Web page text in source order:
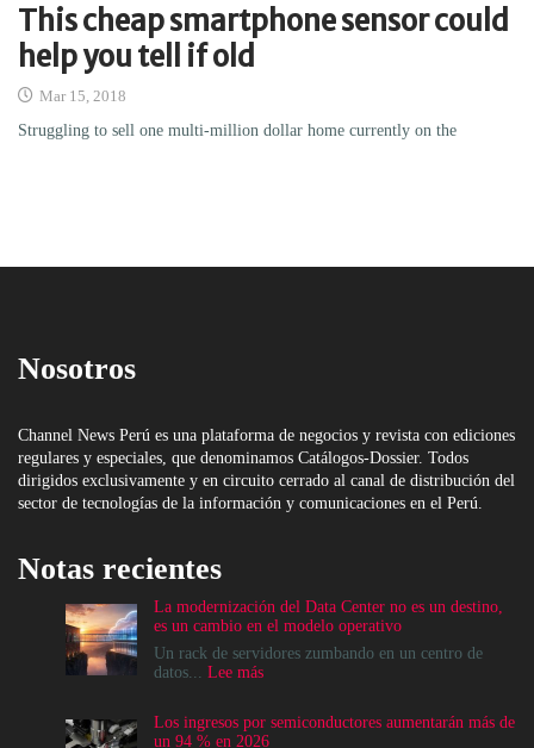
This cheap smartphone sensor could
help you tell if old
Mar 15, 2018
Struggling to sell one multi-million dollar home currently on the
Nosotros
Channel News Perú es una plataforma de negocios y revista con ediciones
regulares y especiales, que denominamos Catálogos-Dossier. Todos
dirigidos exclusivamente y en circuito cerrado al canal de distribución del
sector de tecnologías de la información y comunicaciones en el Perú.
Notas recientes
La modernización del Data Center no es un destino,
es un cambio en el modelo operativo
Un rack de servidores zumbando en un centro de
datos... Lee más:
del
Los ingresos por semiconductores aumentarán más de
un 94 % en 2026